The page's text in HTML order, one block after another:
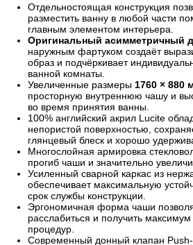
Отдельностоящая конструкция
разместить ванну в любой части
главным элементом интерьера.
Оригинальный асимметричный
наружным фартуком создаёт
образ и подчёркивает
ванной комнаты.
Увеличенные размеры 1760 × 880
просторную внутреннюю чашу и
во время принятия ванны.
100% английский акрил Lucite
непористой поверхностью,
глянцевый блеск и хорошо
Многослойная армировка
прогиб чаши и значительно
Усиленный сварной каркас из
обеспечивает максимальную
срок службы конструкции.
Эргономичная форма чаши
расслабиться и получить
процедур.
Современный донный клапан